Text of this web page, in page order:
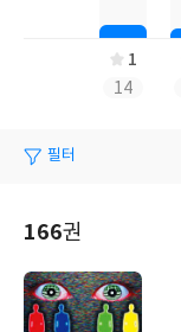
1
14
필터
166권